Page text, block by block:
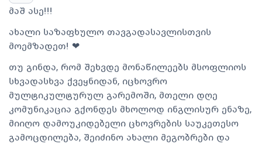
მაშ ასე!!!
ახალი საზაფხულო თავგადასავლისთვის
მოემზადეთ! ❤
თუ გინდა, რომ შეხვდე მონაწილეებს მსოფლიოს
სხვადასხვა ქვეყნიდან, იცხოვრო
მულტიკულტურულ გარემოში, მთელი დღე
კომუნიკაცია გქონდეს მხოლოდ ინგლისურ ენაზე,
მიიღო დამოუკიდებელი ცხოვრების საუკეთესო
გამოცდილება, შეიძინო ახალი მეგობრები და